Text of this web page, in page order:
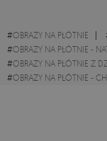
#OBRAZY NA PŁÓTNIE
#OBRAZY NA PŁÓTNIE -
#OBRAZY NA PŁÓTNIE Z
#OBRAZY NA PŁÓTNIE -